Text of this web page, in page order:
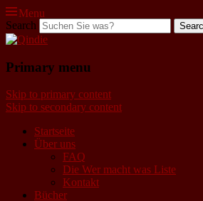
Menu
Qindie
Search
Primary menu
Skip to primary content
Skip to secondary content
Startseite
Über uns
FAQ
Die Wer macht was Liste
Kontakt
Bücher